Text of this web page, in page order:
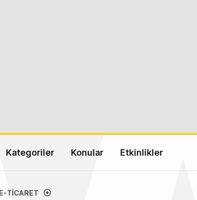
Kategoriler Konular Etkinlikler
E-TICARET